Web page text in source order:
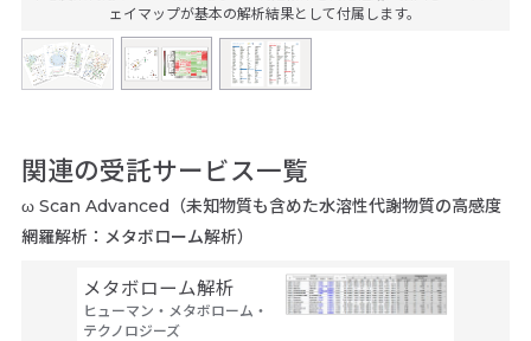
ェイマップが基本の解析結果として付属します。
関連の受託サービス一覧
ω Scan Advanced（未知物質も含めた水溶性代謝物質の高感度
網羅解析：メタボローム解析）
メタボローム解析
ヒューマン・メタボローム・
テクノロジーズ